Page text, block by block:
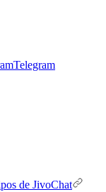
Telegram
de JivoChat